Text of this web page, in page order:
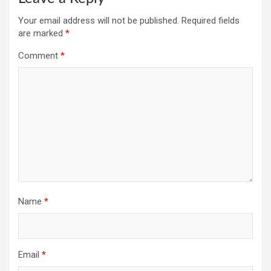
Your email address will not be published. Required fields
are marked *
Comment *
Name *
Email *